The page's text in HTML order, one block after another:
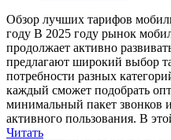
Обзор лучших тарифов
году В 2025 году рынок
продолжает активно
предлагают широкий выбор
потребности разных
каждый сможет подобрать
минимальный пакет звонков
активного пользования. В
Читать